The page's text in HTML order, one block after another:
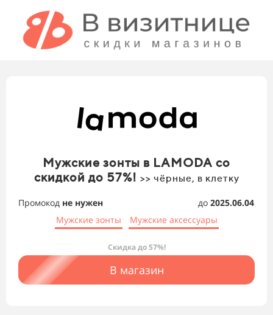
Мужские зонты в LAMODA со
скидкой до 57%! >> чёрные, в клетку
Промокод не нужен до 2025.06.04
Мужские зонты
Мужские аксессуары
Скидка до 57%!
В магазин